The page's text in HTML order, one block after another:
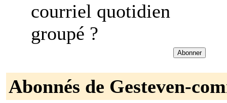
courriel quotidien
groupé ?
Abonnés de Gesteven-